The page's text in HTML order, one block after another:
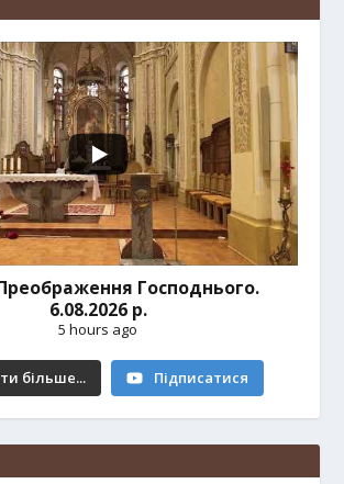
Господнього.
6.08.2026 р.
5 hours ago
більше... Підписатися